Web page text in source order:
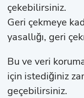
çekebilirsiniz.
Geri çekmeye
yasallığı, geri
Bu ve veri
için istediğiniz
geçebilirsiniz.